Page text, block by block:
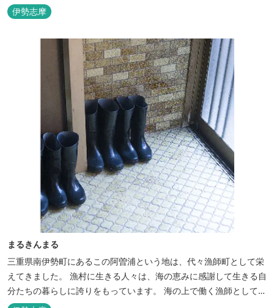
肌で感じるアクティビティや、食材にこだわった旬のお料理、この
地に湧き出る温泉… ここでしかできない「伊勢志摩の恵みあふれ
る」癒しの旅をぜひゆったりとお愉しみください。
伊勢志摩
まるきんまる
三重県南伊勢町にあるこの阿曽浦という地は、代々漁師町として栄
えてきました。 漁村に生きる人々は、海の恵みに感謝して生きる自
分たちの暮らしに誇りをもっています。 海の上で働く漁師として、
自然とのかかわりを次世代につなぐ役割を果たすためにゲストハウ